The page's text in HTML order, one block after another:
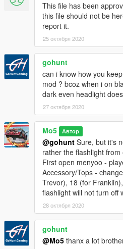
This file has been
this file should not be
report it.
25 октября 2020
gohunt
can i know how you
mod ? bcoz when i on
dark even headlight
27 октября 2020
Mo5 Автор
@gohunt Sure, but it's
rather the flashlight from
First open menyoo -
Accessory/Tops -
Trevor), 18 (for
flashlight will not turn off
28 октября 2020
gohunt
@Mo5 thanx a lot